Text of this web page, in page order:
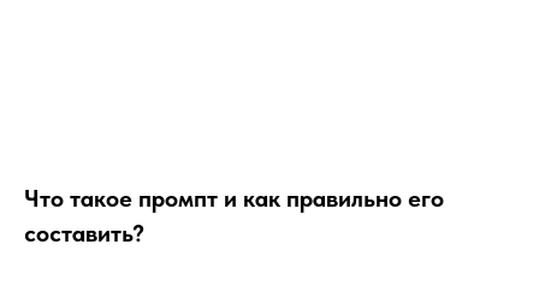
Что такое промпт и как правильно его
составить?